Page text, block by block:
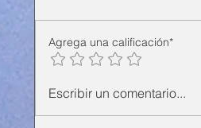
Agrega una calificación*
Escribir un comentario...